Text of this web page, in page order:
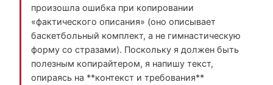
произошла ошибка при копировании
«фактического описания» (оно описывает
баскетбольный комплект, а не гимнастическую
форму со стразами). Поскольку я должен быть
полезным копирайтером, я напишу текст,
опираясь на **контекст и требования**